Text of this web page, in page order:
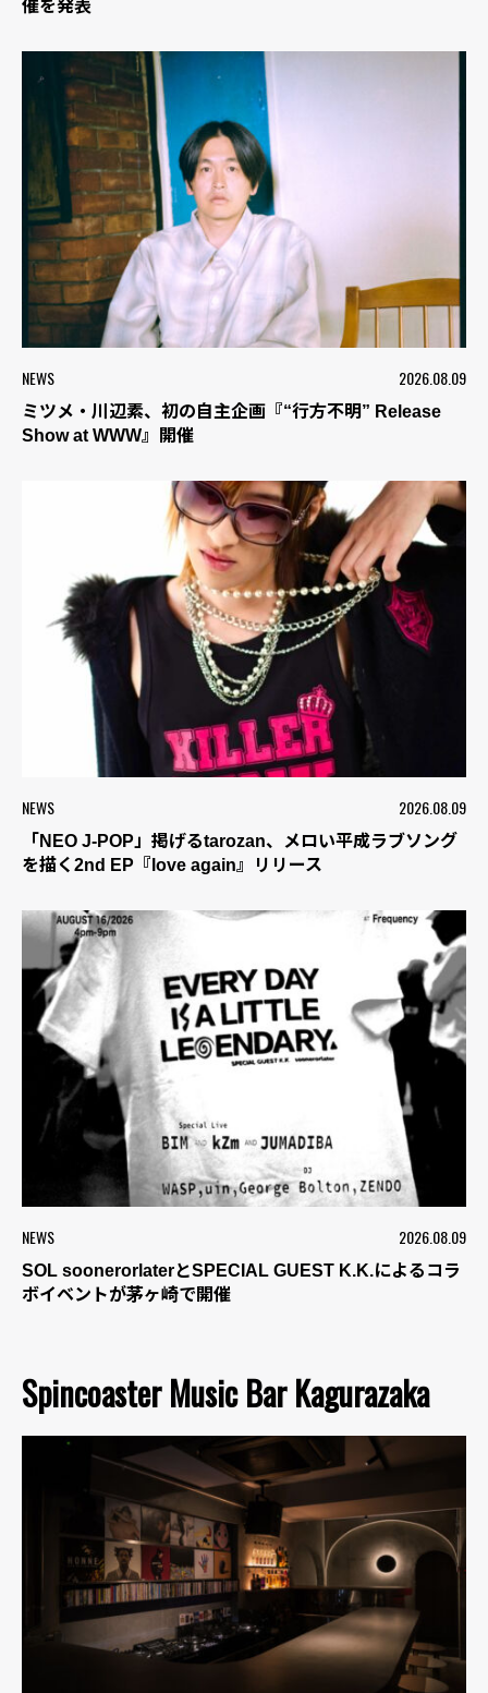
催を発表
NEWS 2026.08.09
ミツメ・川辺素、初の自主企画『“行方不明” Release
Show at WWW』開催
NEWS 2026.08.09
「NEO J-POP」掲げるtarozan、メロい平成ラブソング
を描く2nd EP『love again』リリース
NEWS 2026.08.09
SOL soonerorlaterとSPECIAL GUEST K.K.によるコラ
ボイベントが茅ヶ崎で開催
Spincoaster Music Bar Kagurazaka